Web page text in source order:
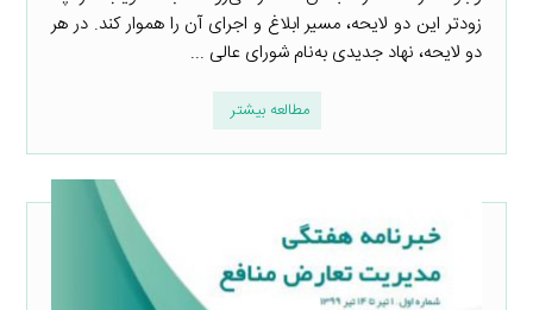
زودتر این دو لایحه، مسیر ابلاغ و اجرای آن را هموار کند. در هر
دو لایحه، نهاد جدیدی به‌نام شورای عالی ...
مطالعه بیشتر